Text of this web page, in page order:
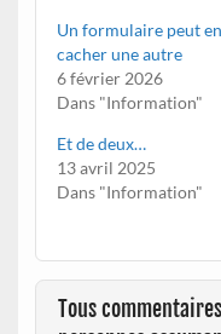
Un formulaire peut en
cacher une autre
6 février 2026
Dans "Information"
Et de deux…
13 avril 2025
Dans "Information"
Tous